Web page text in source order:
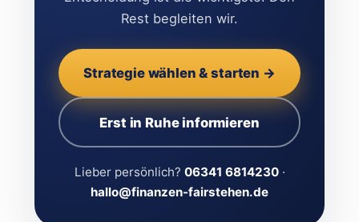
Rest begleiten wir.
Strategie wählen & starten →
Erst in Ruhe informieren
Lieber persönlich? 06341 6814230·
hallo@finanzen-fairstehen.de